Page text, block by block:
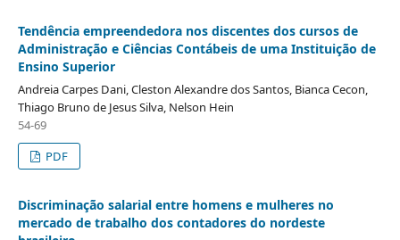
Tendência empreendedora nos discentes dos cursos de
Administração e Ciências Contábeis de uma Instituição de
Ensino Superior
Andreia Carpes Dani, Cleston Alexandre dos Santos, Bianca Cecon,
Thiago Bruno de Jesus Silva, Nelson Hein
54-69
PDF
Discriminação salarial entre homens e mulheres no
mercado de trabalho dos contadores do nordeste